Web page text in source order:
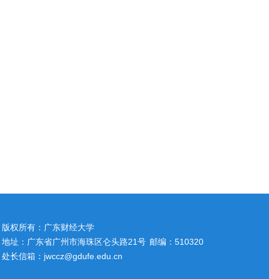
版权所有：广东财经大学
地址：广东省广州市海珠区仑头路21号 邮编：510320
处长信箱：jwccz@gdufe.edu.cn